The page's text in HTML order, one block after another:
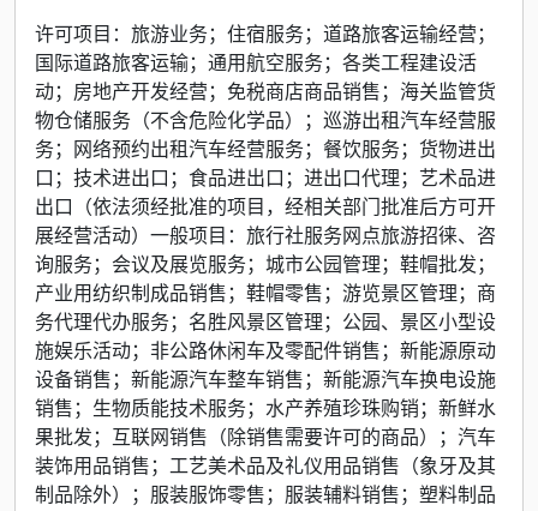
许可项目：旅游业务；住宿服务；道路旅客运输经营；
国际道路旅客运输；通用航空服务；各类工程建设活
动；房地产开发经营；免税商店商品销售；海关监管货
物仓储服务（不含危险化学品）；巡游出租汽车经营服
务；网络预约出租汽车经营服务；餐饮服务；货物进出
口；技术进出口；食品进出口；进出口代理；艺术品进
出口（依法须经批准的项目，经相关部门批准后方可开
展经营活动）一般项目：旅行社服务网点旅游招徕、咨
询服务；会议及展览服务；城市公园管理；鞋帽批发；
产业用纺织制成品销售；鞋帽零售；游览景区管理；商
务代理代办服务；名胜风景区管理；公园、景区小型设
施娱乐活动；非公路休闲车及零配件销售；新能源原动
设备销售；新能源汽车整车销售；新能源汽车换电设施
销售；生物质能技术服务；水产养殖珍珠购销；新鲜水
果批发；互联网销售（除销售需要许可的商品）；汽车
装饰用品销售；工艺美术品及礼仪用品销售（象牙及其
制品除外）；服装服饰零售；服装辅料销售；塑料制品